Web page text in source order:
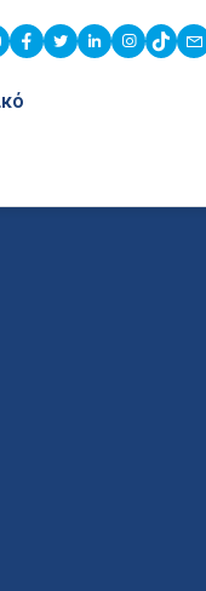
youtubefacebook
twitterlinkedin